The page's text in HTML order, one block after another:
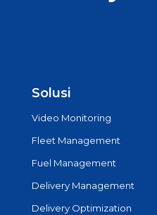
Solusi
Video Monitoring
Fleet Management
Fuel Management
Delivery Management
Delivery Optimization